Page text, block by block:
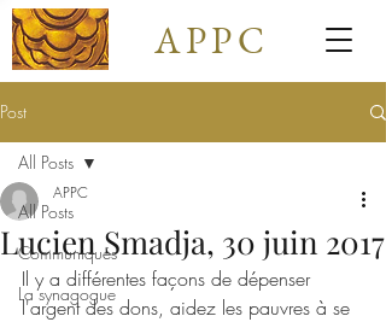
APPC
Post
All Posts
Communiqués
La synagogue
All Posts
Lucien Smadja, 30 juin 2017
APPC
Il y a différentes façons de dépenser
l'argent des dons, aidez les pauvres à se